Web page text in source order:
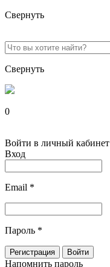
Свернуть
Свернуть
0
Войти в личный кабинет
Вход
Email *
Пароль *
Напомнить пароль